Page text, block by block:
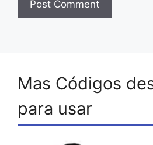
Mas Códigos
para usar